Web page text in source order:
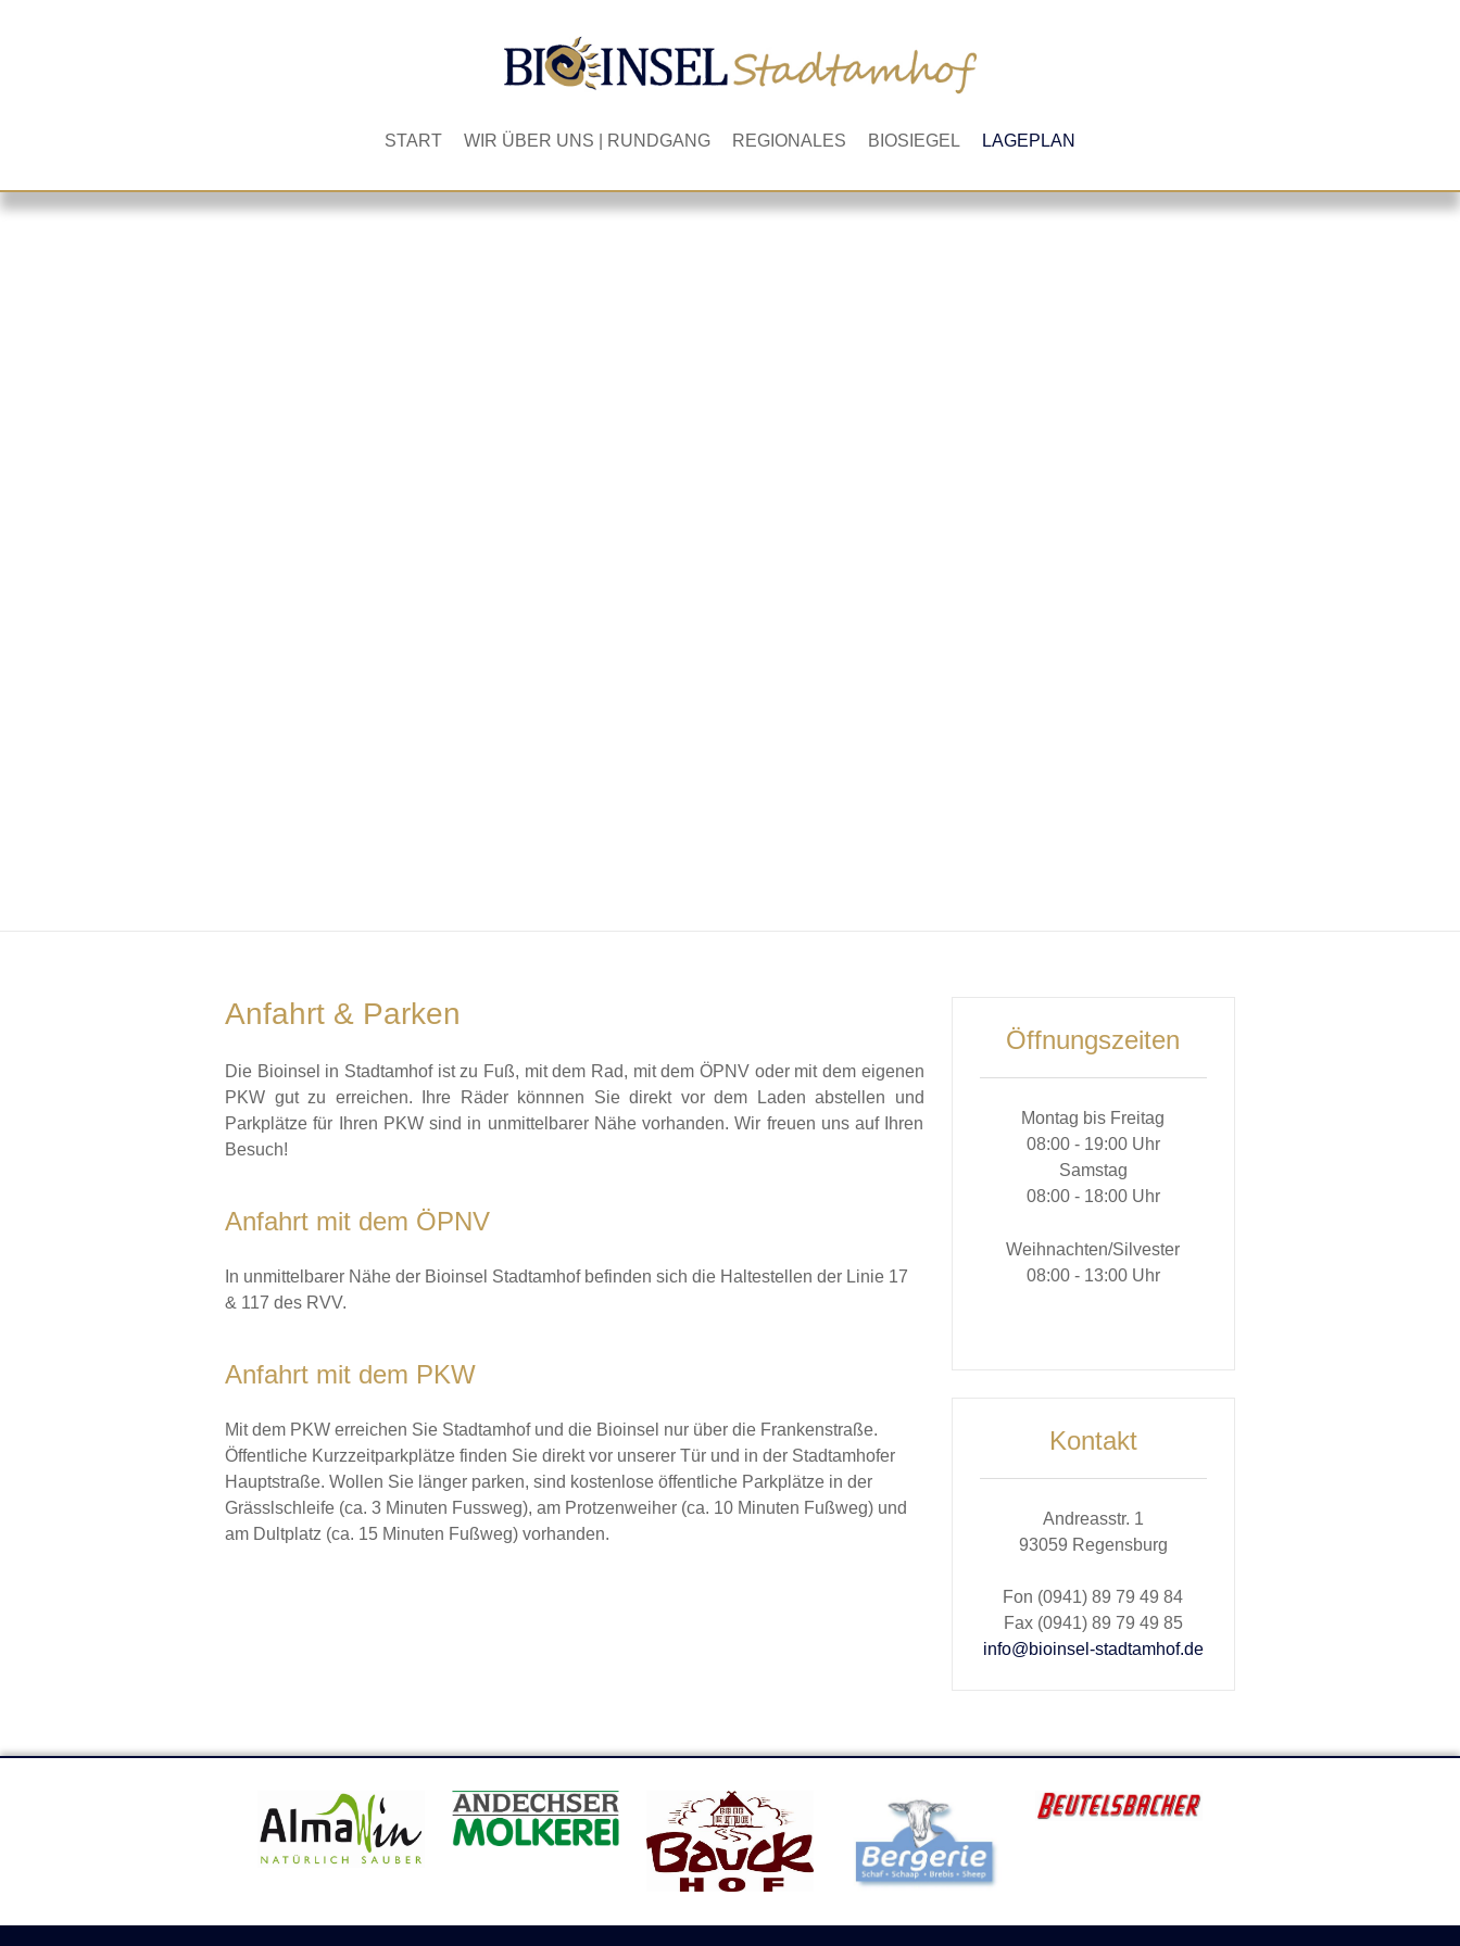
START WIR ÜBER UNS | RUNDGANG REGIONALES BIOSIEGEL LAGEPLAN
Anfahrt & Parken
Die Bioinsel in Stadtamhof ist zu Fuß, mit dem Rad, mit dem ÖPNV oder mit dem eigenen
PKW gut zu erreichen. Ihre Räder könnnen Sie direkt vor dem Laden abstellen und
Parkplätze für Ihren PKW sind in unmittelbarer Nähe vorhanden. Wir freuen uns auf Ihren
Besuch!
Anfahrt mit dem ÖPNV
In unmittelbarer Nähe der Bioinsel Stadtamhof befinden sich die Haltestellen der Linie 17
& 117 des RVV.
Anfahrt mit dem PKW
Mit dem PKW erreichen Sie Stadtamhof und die Bioinsel nur über die Frankenstraße.
Öffentliche Kurzzeitparkplätze finden Sie direkt vor unserer Tür und in der Stadtamhofer
Hauptstraße. Wollen Sie länger parken, sind kostenlose öffentliche Parkplätze in der
Grässlschleife (ca. 3 Minuten Fussweg), am Protzenweiher (ca. 10 Minuten Fußweg) und
am Dultplatz (ca. 15 Minuten Fußweg) vorhanden.
Öffnungszeiten
Montag bis Freitag
08:00 - 19:00 Uhr
Samstag
08:00 - 18:00 Uhr
Weihnachten/Silvester
08:00 - 13:00 Uhr
Kontakt
Andreasstr. 1
93059 Regensburg
Fon (0941) 89 79 49 84
Fax (0941) 89 79 49 85
info@bioinsel-stadtamhof.de